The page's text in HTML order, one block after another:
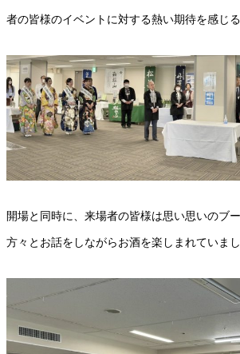
者の皆様のイベントに対する熱い期待を感じ
開場と同時に、来場者の皆様は思い思いのブ
方々とお話をしながらお酒を楽しまれていまし